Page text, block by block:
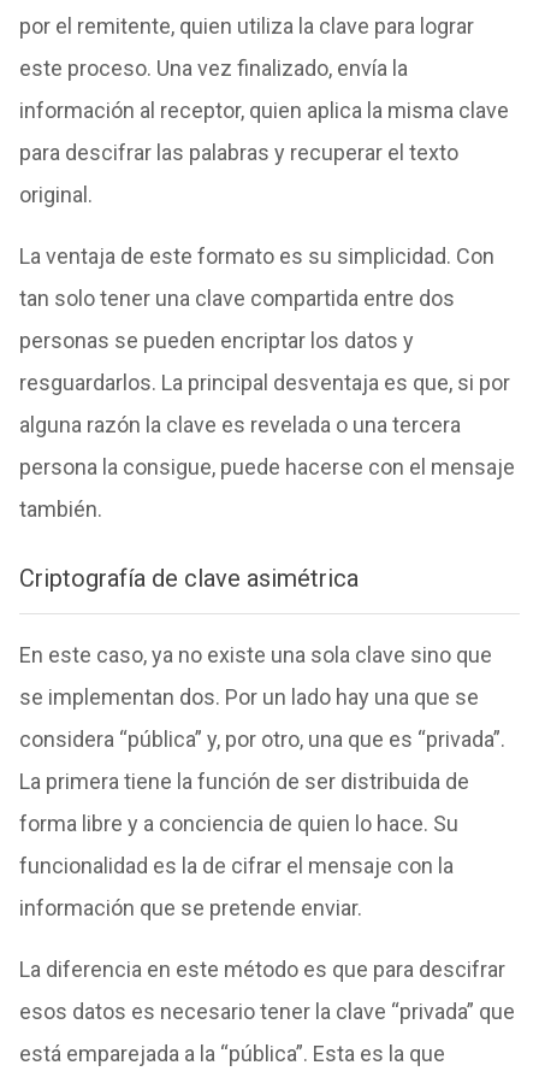
por el remitente, quien utiliza la clave para lograr
este proceso. Una vez finalizado, envía la
información al receptor, quien aplica la misma clave
para descifrar las palabras y recuperar el texto
original.
La ventaja de este formato es su simplicidad. Con
tan solo tener una clave compartida entre dos
personas se pueden encriptar los datos y
resguardarlos. La principal desventaja es que, si por
alguna razón la clave es revelada o una tercera
persona la consigue, puede hacerse con el mensaje
también.
Criptografía de clave asimétrica
En este caso, ya no existe una sola clave sino que
se implementan dos. Por un lado hay una que se
considera “pública” y, por otro, una que es “privada”.
La primera tiene la función de ser distribuida de
forma libre y a conciencia de quien lo hace. Su
funcionalidad es la de cifrar el mensaje con la
información que se pretende enviar.
La diferencia en este método es que para descifrar
esos datos es necesario tener la clave “privada” que
está emparejada a la “pública”. Esta es la que